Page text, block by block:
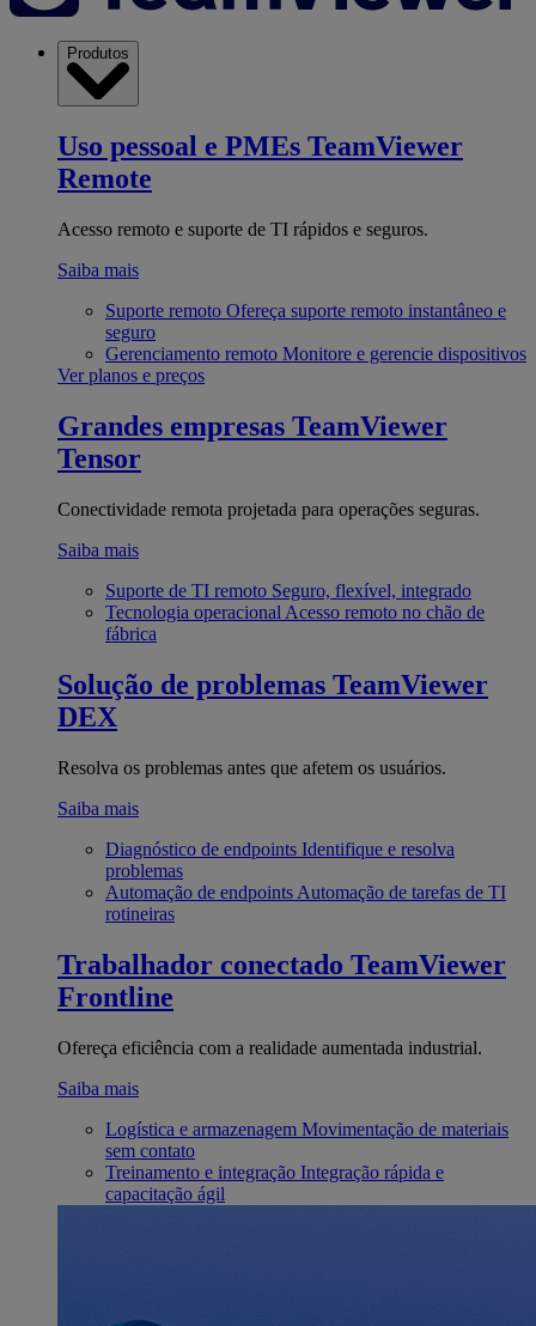
Produtos
Uso pessoal e PMEs TeamViewer
Remote
Acesso remoto e suporte de TI rápidos e seguros.
Saiba mais
Suporte remoto Ofereça suporte remoto instantâneo e
seguro
Gerenciamento remoto Monitore e gerencie dispositivos
Ver planos e preços
Grandes empresas TeamViewer
Tensor
Conectividade remota projetada para operações seguras.
Saiba mais
Suporte de TI remoto Seguro, flexível, integrado
Tecnologia operacional Acesso remoto no chão de
fábrica
Solução de problemas TeamViewer
DEX
Resolva os problemas antes que afetem os usuários.
Saiba mais
Diagnóstico de endpoints Identifique e resolva
problemas
Automação de endpoints Automação de tarefas de TI
rotineiras
Trabalhador conectado TeamViewer
Frontline
Ofereça eficiência com a realidade aumentada industrial.
Saiba mais
Logística e armazenagem Movimentação de materiais
sem contato
Treinamento e integração Integração rápida e
capacitação ágil